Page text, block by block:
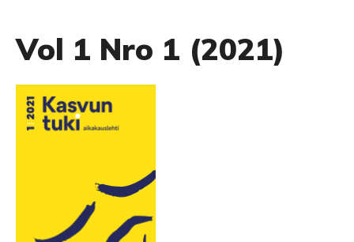
Vol 1 Nro 1 (2021)